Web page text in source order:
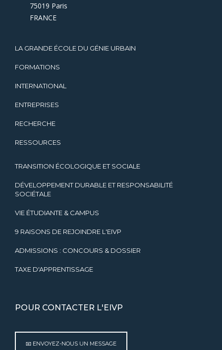
75019 Paris
FRANCE
LA GRANDE ÉCOLE DU GÉNIE URBAIN
FORMATIONS
INTERNATIONAL
ENTREPRISES
RECHERCHE
RESSOURCES
TRANSITION ÉCOLOGIQUE ET SOCIALE
DÉVELOPPEMENT DURABLE ET RESPONSABILITÉ
SOCIÉTALE
VIE ÉTUDIANTE & CAMPUS
9 RAISONS DE REJOINDRE L'EIVP
ADMISSIONS : CONCOURS & DOSSIER
TAXE D'APPRENTISSAGE
POUR CONTACTER L'EIVP
📧 ENVOYEZ-NOUS UN MESSAGE